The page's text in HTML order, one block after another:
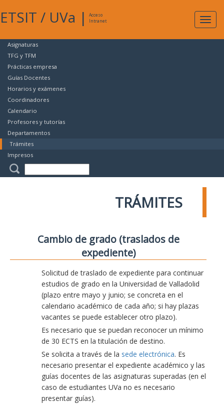
ETSIT / UVa |
Acceso
Intranet
Asignaturas
TFG y TFM
Prácticas empresa
Guías Docentes
Horarios y exámenes
Coordinadores
Calendario
Profesores y tutorías
Departamentos
Trámites
Impresos
TRÁMITES
Cambio de grado (traslados de
expediente)
Solicitud de traslado de expediente para continuar
estudios de grado en la Universidad de Valladolid
(plazo entre mayo y junio; se concreta en el
calendario académico de cada año; si hay plazas
vacantes se puede establecer otro plazo).
Es necesario que se puedan reconocer un mínimo
de 30 ECTS en la titulación de destino.
Se solicita a través de la sede electrónica. Es
necesario presentar el expediente académico y las
guías docentes de las asignaturas superadas (en el
caso de estudiantes UVa no es necesario
presentar guías).